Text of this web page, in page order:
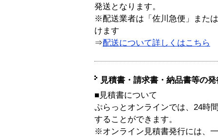
発送となります。
※配送業者は「佐川急便」また
けます
⇒配送について詳しくはこちら
見積書・請求書・納品書等の
■見積書について
ぷらっとオンラインでは、24時
することができます。
※オンライン見積書発行には、